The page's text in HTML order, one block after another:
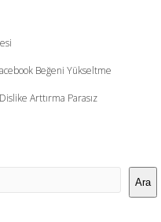
Beğeni Yükseltme
Arttırma Parasız
Ara